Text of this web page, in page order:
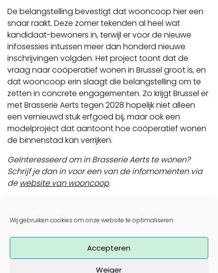
Wij gebruiken cookies om onze website te optimaliseren.
Accepteren
Weiger
De belangstelling bevestigt dat wooncoop hier een
snaar raakt. Deze zomer tekenden al heel wat
kandidaat-bewoners in, terwijl er voor de nieuwe
infosessies intussen meer dan honderd nieuwe
inschrijvingen volgden. Het project toont dat de
vraag naar coöperatief wonen in Brussel groot is, en
dat wooncoop erin slaagt die belangstelling om te
zetten in concrete engagementen. Zo krijgt Brussel er
met Brasserie Aerts tegen 2028 hopelijk niet alleen
een vernieuwd stuk erfgoed bij, maar ook een
modelproject dat aantoont hoe coöperatief wonen
de binnenstad kan verrijken.
Geïnteresseerd om in Brasserie Aerts te wonen?
Schrijf je dan in voor een van de infomomenten via
de website van wooncoop.
Post navigation
Inwoners Genève zeggen in referendum volmondig
Lees het interview met illustratrice en ‘Maker van de
expo’ Hanne Van Gils